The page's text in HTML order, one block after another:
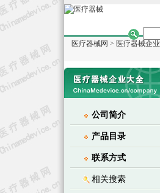
医疗器械网 > 医疗器械企业
公司简介
产品目录
联系方式
相关搜索